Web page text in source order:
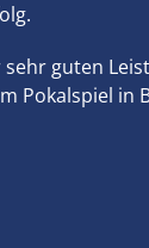
guten
Pokalspiel in